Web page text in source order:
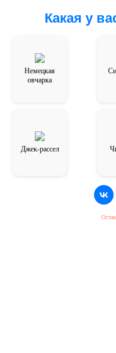
Какая у
Немецкая
овчарка
Джек-рассел